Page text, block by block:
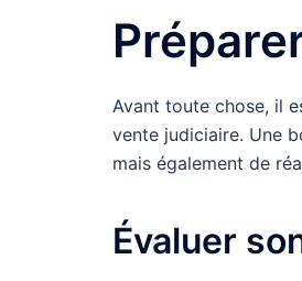
Avant toute chose, il
vente judiciaire. Une
mais également de
Évaluer